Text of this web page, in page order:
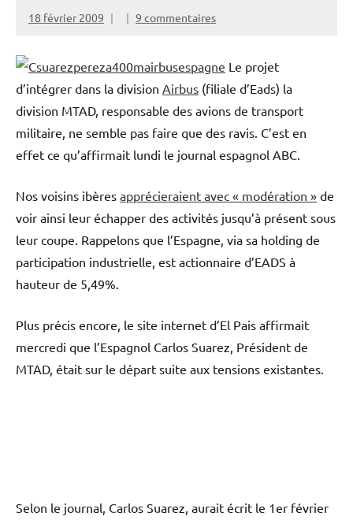
18 février 2009 9 commentaires
Le projet
d’intégrer dans la division Airbus (filiale d’Eads) la
division MTAD, responsable des avions de transport
militaire, ne semble pas faire que des ravis. C’est en
effet ce qu’affirmait lundi le journal espagnol ABC.
Nos voisins ibères apprécieraient avec « modération » de
voir ainsi leur échapper des activités jusqu’à présent sous
leur coupe. Rappelons que l’Espagne, via sa holding de
participation industrielle, est actionnaire d’EADS à
hauteur de 5,49%.
Plus précis encore, le site internet d’El Pais affirmait
mercredi que l’Espagnol Carlos Suarez, Président de
MTAD, était sur le départ suite aux tensions existantes.
Selon le journal, Carlos Suarez, aurait écrit le 1er février